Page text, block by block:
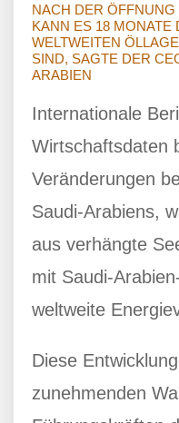
NACH DER
KANN ES 18 MONATE
WELTWEITEN
SIND, SAGTE DER
ARABIEN
Internationale
Wirtschaftsdaten
Veränderungen
Saudi-Arabiens,
aus verhängte
mit Saudi-
weltweite
Diese
zunehmenden